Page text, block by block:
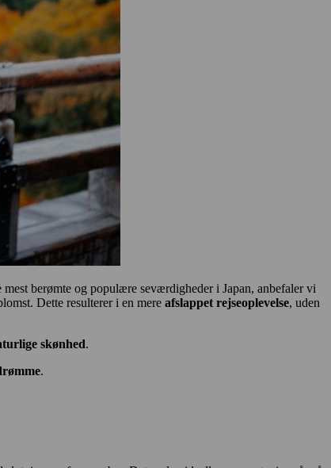
berømte og populære seværdigheder i Japan, anbefaler vi
Dette resulterer i en mere afslappet rejseoplevelse, uden
skønhed.
.